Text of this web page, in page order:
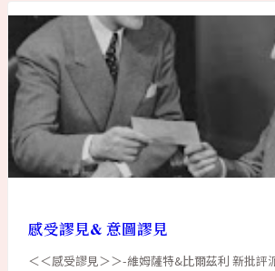
感受謬見& 意圖謬見
＜＜感受謬見＞＞-維姆薩特&比爾茲利 新批評